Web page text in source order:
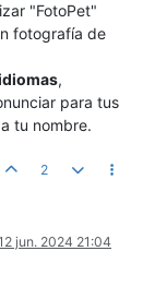
"FotoPet"
fotografía de
,
para tus
tu nombre.
2
jun. 2024 21:04